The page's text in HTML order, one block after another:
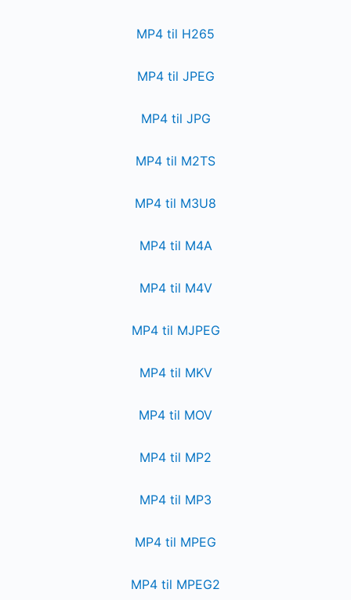
MP4 til H265
MP4 til JPEG
MP4 til JPG
MP4 til M2TS
MP4 til M3U8
MP4 til M4A
MP4 til M4V
MP4 til MJPEG
MP4 til MKV
MP4 til MOV
MP4 til MP2
MP4 til MP3
MP4 til MPEG
MP4 til MPEG2